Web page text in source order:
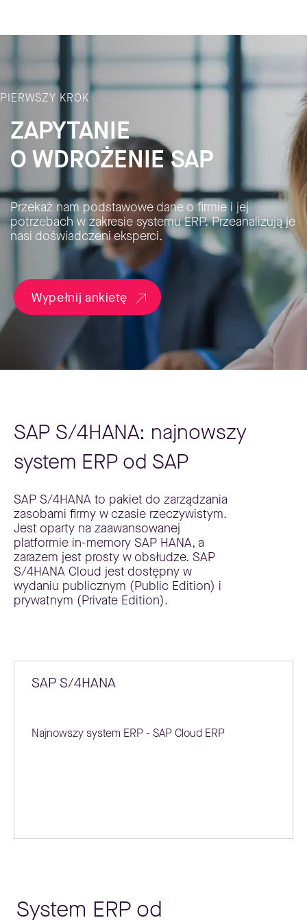
PIERWSZY KROK
ZAPYTANIE
O WDROŻENIE SAP
Przekaż nam podstawowe dane o firmie i jej
potrzebach w zakresie systemu ERP. Przeanalizują je
nasi doświadczeni eksperci.
Wypełnij ankietę
SAP S/4HANA: najnowszy
system ERP od SAP
SAP S/4HANA to pakiet do zarządzania
zasobami firmy w czasie rzeczywistym.
Jest oparty na zaawansowanej
platformie in-memory SAP HANA, a
zarazem jest prosty w obsłudze. SAP
S/4HANA Cloud jest dostępny w
wydaniu publicznym (Public Edition) i
prywatnym (Private Edition).
SAP S/4HANA
Najnowszy system ERP - SAP Cloud ERP
System ERP od